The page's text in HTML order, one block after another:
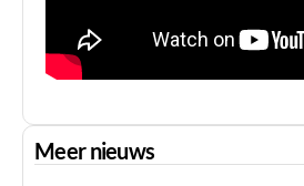
Meer nieuws